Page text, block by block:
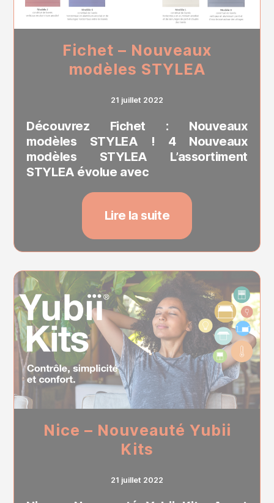
Fichet – Nouveaux
modèles STYLEA
21 juillet 2022
Découvrez Fichet : Nouveaux
modèles STYLEA ! 4 Nouveaux
modèles STYLEA L’assortiment
STYLEA évolue avec
Lire la suite
Nice – Nouveauté Yubii
Kits
21 juillet 2022